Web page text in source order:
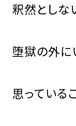
釈然としな
堕獄の外に
思っている